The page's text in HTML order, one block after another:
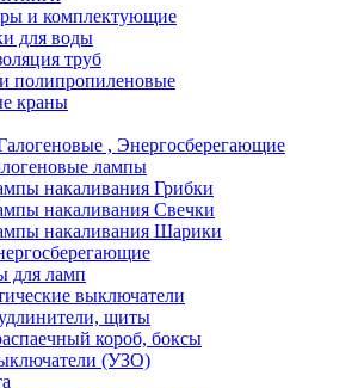
и комплектующие
для воды
труб
полипропиленовые
краны
, Энергосберегающие
лампы
накаливания Грибки
накаливания Свечки
накаливания Шарики
для ламп
выключатели
щиты
короб, боксы
(УЗО)